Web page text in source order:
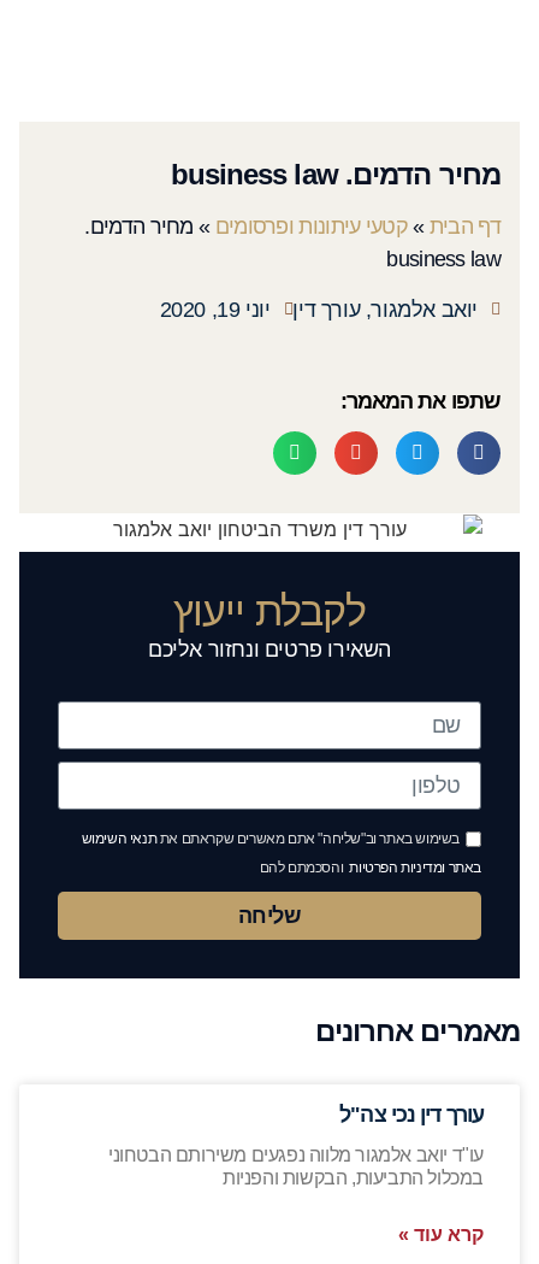
מחיר הדמים. business law
דף הבית »קטעי עיתונות ופרסומים » מחיר הדמים.
business law
יואב אלמגור, עורך דין יוני 19, 2020
שתפו את המאמר:
לקבלת ייעוץ
השאירו פרטים ונחזור אליכם
בשימוש באתר וב"שליחה" אתם מאשרים שקראתם אתתנאי השימוש
באתר ומדיניות הפרטיות והסכמתם להם
שליחה
מאמרים אחרונים
עורך דין נכי צה"ל
עו"ד יואב אלמגור מלווה נפגעים משירותם הבטחוני
במכלול התביעות, הבקשות והפניות
קרא עוד »